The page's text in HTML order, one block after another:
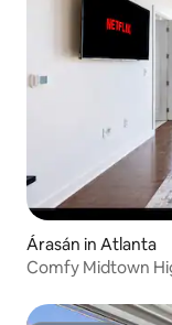
Árasán in Atlanta
Comfy Midtown